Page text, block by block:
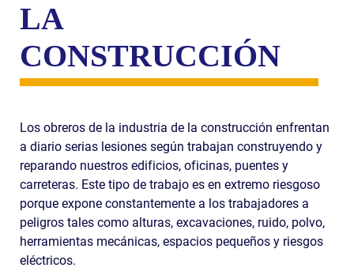
LA
CONSTRUCCIÓN
Los obreros de la industria de la construcción enfrentan
a diario serias lesiones según trabajan construyendo y
reparando nuestros edificios, oficinas, puentes y
carreteras. Este tipo de trabajo es en extremo riesgoso
porque expone constantemente a los trabajadores a
peligros tales como alturas, excavaciones, ruido, polvo,
herramientas mecánicas, espacios pequeños y riesgos
eléctricos.